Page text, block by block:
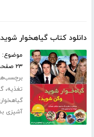
دانلود کتاب گیاهخوار
موضوع:
۲۳ صفحه
تغذیه،
آشپزی